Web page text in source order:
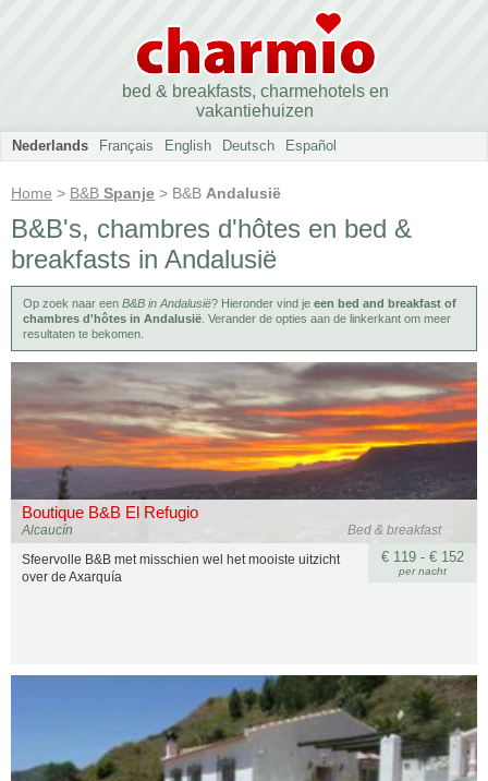
bed & breakfasts, charmehotels en
vakantiehuizen
Nederlands Français English Deutsch Español
Home > B&B Spanje > B&B Andalusië
B&B's, chambres d'hôtes en bed &
breakfasts in Andalusië
Op zoek naar een B&B in Andalusië? Hieronder vind je een bed and breakfast of
chambres d'hôtes in Andalusië . Verander de opties aan de linkerkant om meer
resultaten te bekomen.
Boutique B&B El Refugio
Bed & breakfast
Alcaucín
€ 119 - € 152
per nacht
Sfeervolle B&B met misschien wel het mooiste uitzicht
over de Axarquía